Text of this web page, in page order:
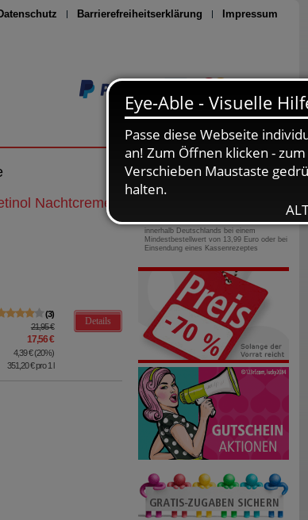
Barrierefreiheitserklärung Impressum
Seite drucken
Nachtcreme
3
21,95 €
17,56 €
4,39 €(20%)
351,20 €pro 1 l
Details
0800-10 11 422
gebührenfreie Rufnummer
innerhalb Deutschlands bei einem
Mindestbestellwert von 13,99 Euro oder bei
Einsendung eines Kassenrezeptes